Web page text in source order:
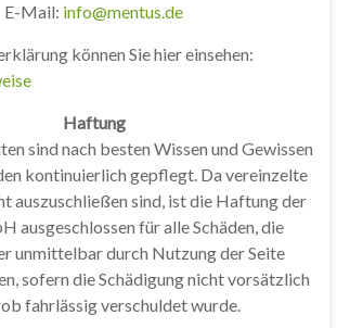
E-Mail: info@mentus.de
können Sie hier einsehen:
Haftung
sind nach besten Wissen und Gewissen
kontinuierlich gepflegt. Da vereinzelte
auszuschließen sind, ist die Haftung der
ausgeschlossen für alle Schäden, die
unmittelbar durch Nutzung der Seite
sofern die Schädigung nicht vorsätzlich
fahrlässig verschuldet wurde.